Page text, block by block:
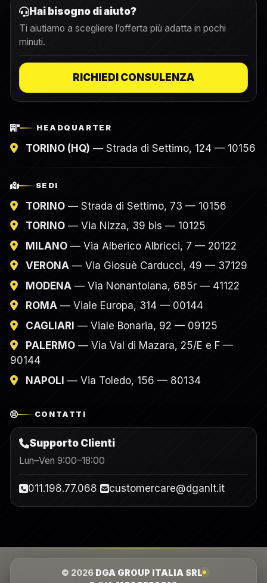
Hai bisogno di aiuto?
Ti aiutiamo a scegliere l’offerta più adatta in pochi
minuti.
RICHIEDI CONSULENZA
HEADQUARTER
TORINO (HQ) — Strada di Settimo, 124 — 10156
SEDI
TORINO — Strada di Settimo, 73 — 10156
TORINO — Via Nizza, 39 bis — 10125
MILANO — Via Alberico Albricci, 7 — 20122
VERONA — Via Giosuè Carducci, 49 — 37129
MODENA — Via Nonantolana, 685r — 41122
ROMA — Viale Europa, 314 — 00144
CAGLIARI — Viale Bonaria, 92 — 09125
PALERMO — Via Val di Mazara, 25/E e F —
90144
NAPOLI — Via Toledo, 156 — 80134
CONTATTI
Supporto Clienti
Lun–Ven 9:00–18:00
011.198.77.068 customercare@dganlt.it
© 2026 DGA GROUP ITALIA SRL